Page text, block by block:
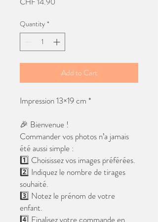
Quantity *
Add to Cart
Impression 13×19 cm *
🎉 Bienvenue !
Commander vos photos n’a jamais
été aussi simple :
1️⃣ Choisissez vos images préférées.
2️⃣ Indiquez le nombre de tirages
souhaité.
3️⃣ Notez le prénom de votre
enfant.